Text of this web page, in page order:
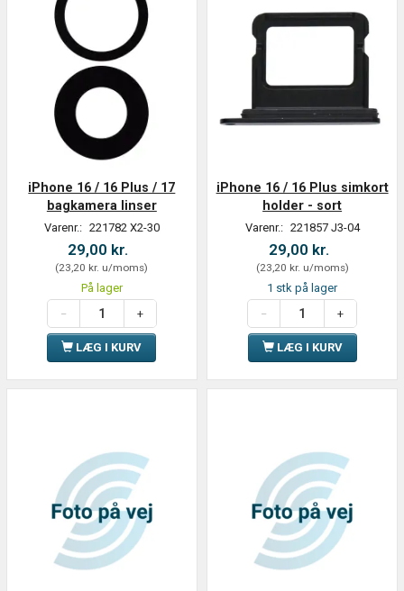
iPhone 16 / 16 Plus / 17
bagkamera linser
Varenr.: 221782 X2-30
29,00 kr.
(23,20 kr. u/moms)
På lager
LÆG I KURV
iPhone 16 / 16 Plus simkort
holder - sort
Varenr.: 221857 J3-04
29,00 kr.
(23,20 kr. u/moms)
1 stk på lager
LÆG I KURV